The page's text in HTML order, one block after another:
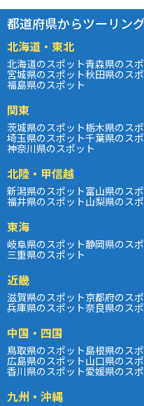
都道府県からツーリン
北海道・東北
北海道のスポット青森県のス
宮城県のスポット秋田県のス
福島県のスポット
関東
茨城県のスポット栃木県のス
埼玉県のスポット千葉県のス
神奈川県のスポット
北陸・甲信越
新潟県のスポット富山県のス
福井県のスポット山梨県のス
東海
岐阜県のスポット静岡県のス
三重県のスポット
近畿
滋賀県のスポット京都府のス
兵庫県のスポット奈良県のス
中国・四国
鳥取県のスポット島根県のス
広島県のスポット山口県のス
香川県のスポット愛媛県のス
九州・沖縄